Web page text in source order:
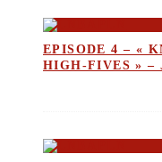
EPISODE 4 – «
HIGH-FIVES » –